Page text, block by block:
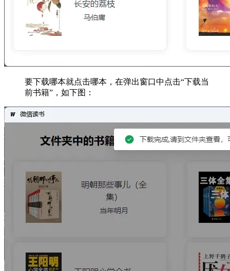
要下载哪本就点击哪本，在弹出窗口中点击“下载当
前书籍”，如下图：